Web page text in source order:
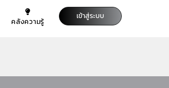
คลังความรู้
เข้าสู่ระบบ